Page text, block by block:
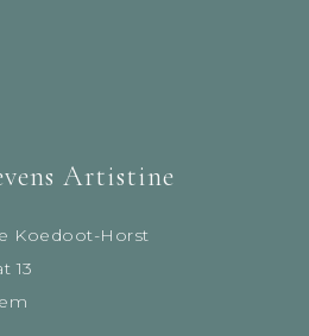
Artistine
Koedoot-Horst
13